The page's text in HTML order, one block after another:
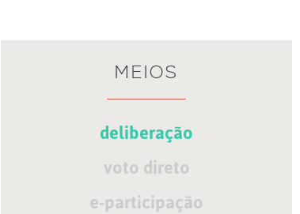
MEIOS
deliberação
voto direto
e-participação